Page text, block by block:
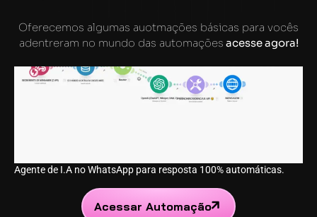
Oferecemos algumas auotmações básicas para vocês
adentreram no mundo das automações acesse agora!
Agente de I.A no WhatsApp para resposta 100% automáticas.
Acessar Automação